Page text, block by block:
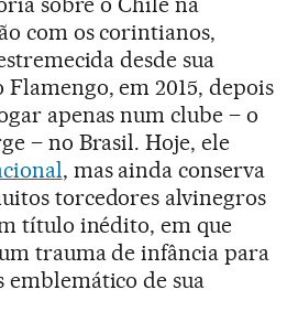
com os corintianos,
desde sua
Flamengo, em 2015, depois
apenas num clube – o
– no Brasil. Hoje, ele
, mas ainda conserva
torcedores alvinegros
título inédito, em que
trauma de infância para
de sua